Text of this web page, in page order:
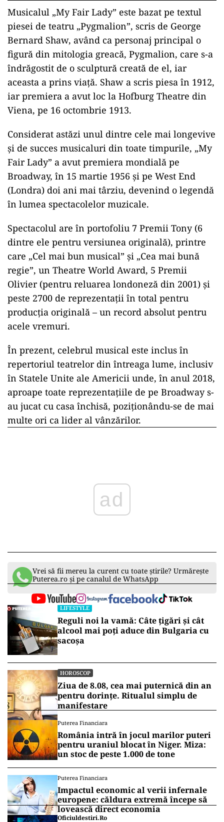
Musicalul „My Fair Lady” este bazat pe textul
piesei de teatru „Pygmalion”, scris de George
Bernard Shaw, având ca personaj principal o
figură din mitologia greacă, Pygmalion, care s-a
îndrăgostit de o sculptură creată de el, iar
aceasta a prins viață. Shaw a scris piesa în 1912,
iar premiera a avut loc la Hofburg Theatre din
Viena, pe 16 octombrie 1913.
Considerat astăzi unul dintre cele mai longevive
și de succes musicaluri din toate timpurile, „My
Fair Lady” a avut premiera mondială pe
Broadway, în 15 martie 1956 și pe West End
(Londra) doi ani mai târziu, devenind o legendă
în lumea spectacolelor muzicale.
Spectacolul are în portofoliu 7 Premii Tony (6
dintre ele pentru versiunea originală), printre
care „Cel mai bun musical” și „Cea mai bună
regie”, un Theatre World Award, 5 Premii
Olivier (pentru reluarea londoneză din 2001) și
peste 2700 de reprezentații în total pentru
producția originală – un record absolut pentru
acele vremuri.
În prezent, celebrul musical este inclus în
repertoriul teatrelor din întreaga lume, inclusiv
în Statele Unite ale Americii unde, în anul 2018,
aproape toate reprezentațiile de pe Broadway s-
au jucat cu casa închisă, poziționându-se de mai
multe ori ca lider al vânzărilor.
ad
Vrei să fii mereu la curent cu toate știrile? Urmărește
Puterea.ro și pe canalul de WhatsApp
LIFESTYLE
Reguli noi la vamă: Câte țigări și cât
alcool mai poți aduce din Bulgaria cu
sacoșa
HOROSCOP
Ziua de 8.08, cea mai puternică din an
pentru dorințe. Ritualul simplu de
manifestare
Puterea Financiara
România intră în jocul marilor puteri
pentru uraniul blocat în Niger. Miza:
un stoc de peste 1.000 de tone
Puterea Financiara
Impactul economic al verii infernale
europene: căldura extremă începe să
lovească direct economia
Oficiuldestiri.ro